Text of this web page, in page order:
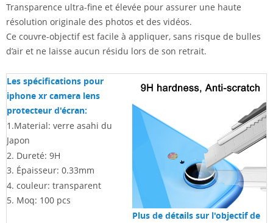
Transparence ultra-fine et élevée pour assurer une haute
résolution originale des photos et des vidéos.
Ce couvre-objectif est facile à appliquer, sans risque de bulles
d’air et ne laisse aucun résidu lors de son retrait.
Les spécifications pour
iphone xr camera lens
protecteur d'écran:
1.Material: verre asahi du
Japon
2. Dureté: 9H
3. Épaisseur: 0.33mm
4. couleur: transparent
5. Moq: 100 pcs
Plus de détails sur l'objectif de